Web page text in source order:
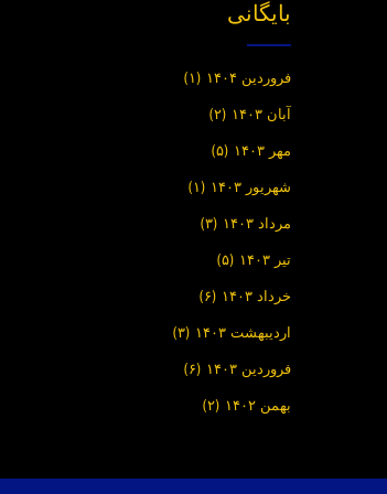
بایگانی
فروردین ۱۴۰۴ (۱)
آبان ۱۴۰۳ (۲)
مهر ۱۴۰۳ (۵)
شهریور ۱۴۰۳ (۱)
مرداد ۱۴۰۳ (۳)
تیر ۱۴۰۳ (۵)
خرداد ۱۴۰۳ (۶)
اردیبهشت ۱۴۰۳ (۳)
فروردین ۱۴۰۳ (۶)
بهمن ۱۴۰۲ (۲)